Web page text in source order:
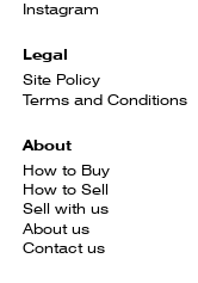
Instagram
Legal
Site Policy
Terms and Conditions
About
How to Buy
How to Sell
Sell with us
About us
Contact us